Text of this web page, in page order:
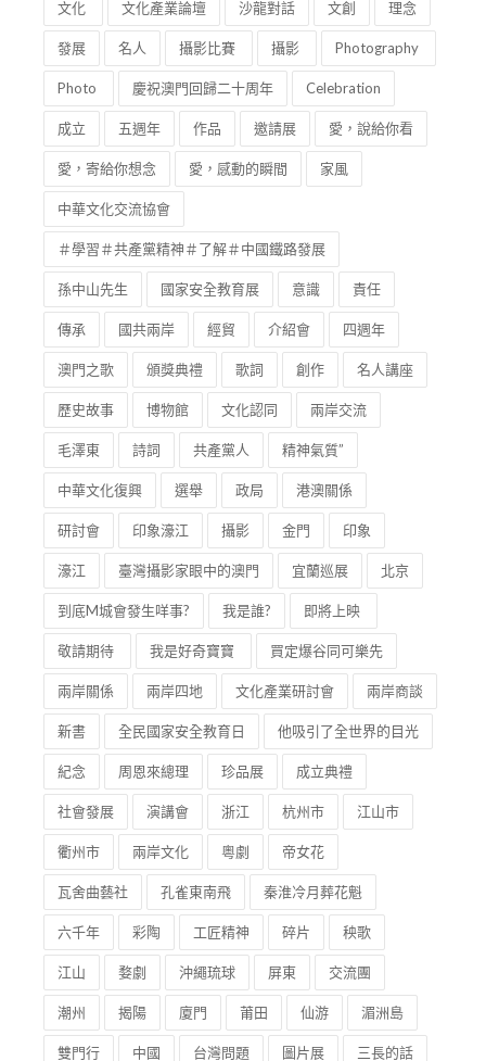
文化 文化產業論壇 沙龍對話 文創 理念
發展 名人 攝影比賽 攝影 Photography
Photo 慶祝澳門回歸二十周年 Celebration
成立 五週年 作品 邀請展 愛，說給你看
愛，寄給你想念 愛，感動的瞬間 家風
中華文化交流協會
＃學習＃共產黨精神＃了解＃中國鐵路發展
孫中山先生 國家安全教育展 意識 責任
傳承 國共兩岸 經貿 介紹會 四週年
澳門之歌 頒獎典禮 歌詞 創作 名人講座
歷史故事 博物館 文化認同 兩岸交流
毛澤東 詩詞 共產黨人 精神氣質”
中華文化復興 選舉 政局 港澳關係
研討會 印象濠江 攝影 金門 印象
濠江 臺灣攝影家眼中的澳門 宜蘭巡展 北京
到底M城會發生咩事? 我是誰? 即將上映
敬請期待 我是好奇寶寶 買定爆谷同可樂先
兩岸關係 兩岸四地 文化產業研討會 兩岸商談
新書 全民國家安全教育日 他吸引了全世界的目光
紀念 周恩來總理 珍品展 成立典禮
社會發展 演講會 浙江 杭州市 江山市
衢州市 兩岸文化 粵劇 帝女花
瓦舍曲藝社 孔雀東南飛 秦淮冷月葬花魁
六千年 彩陶 工匠精神 碎片 秧歌
江山 婺劇 沖繩琉球 屏東 交流團
潮州 揭陽 廈門 莆田 仙游 湄洲島
雙門行 中國 台灣問題 圖片展 三長的話